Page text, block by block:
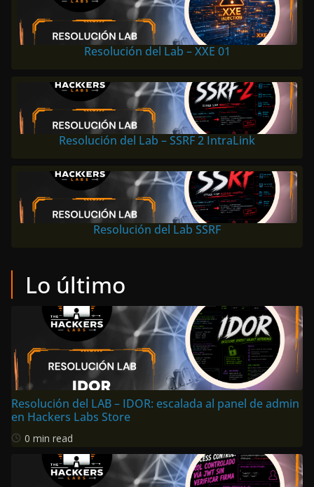
Resolución del Lab – XXE 01
Resolución del Lab – SSRF 2 IntraLink
Resolución del Lab SSRF
Lo último
Resolución del LAB – IDOR: escalada al panel de admin
en Hackers Labs Store
0 min read